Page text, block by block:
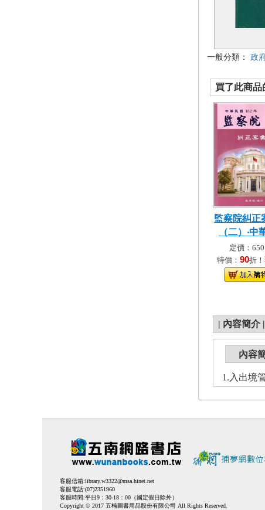
一般分類： 政
買了此商品
監察院糾正
（二）‧中
定價：
特價： 90折！
| 內容簡介 |
內容
1.入出境
客服信箱:library.w3322@msa.hinet.net
客服電話:(07)2351960
客服時間:平日9：30-18：00（國定假日除外）
Copyright © 2017 五楠圖書用品股份有限公司 All Rights Reserved.